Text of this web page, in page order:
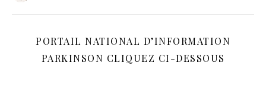
PORTAIL NATIONAL D’INFORMATION
PARKINSON CLIQUEZ CI-DESSOUS